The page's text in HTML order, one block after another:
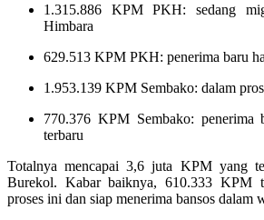
1.315.886 KPM PKH: sedang
Himbara
629.513 KPM PKH: penerima baru
1.953.139 KPM Sembako: dalam
770.376 KPM Sembako: penerima
terbaru
Totalnya mencapai 3,6 juta KPM yang
Burekol. Kabar baiknya, 610.333 KPM
proses ini dan siap menerima bansos dalam